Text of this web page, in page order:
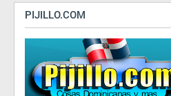
PIJILLO.COM